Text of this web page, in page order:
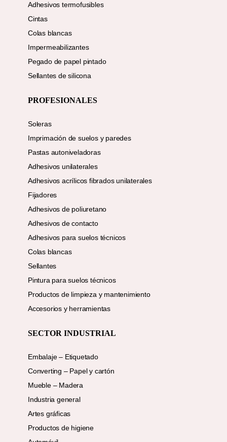
Adhesivos termofusibles
Cintas
Colas blancas
Impermeabilizantes
Pegado de papel pintado
Sellantes de silicona
PROFESIONALES
Soleras
Imprimación de suelos y paredes
Pastas autoniveladoras
Adhesivos unilaterales
Adhesivos acrílicos fibrados unilaterales
Fijadores
Adhesivos de poliuretano
Adhesivos de contacto
Adhesivos para suelos técnicos
Colas blancas
Sellantes
Pintura para suelos técnicos
Productos de limpieza y mantenimiento
Accesorios y herramientas
SECTOR INDUSTRIAL
Embalaje – Etiquetado
Converting – Papel y cartón
Mueble – Madera
Industria general
Artes gráficas
Productos de higiene